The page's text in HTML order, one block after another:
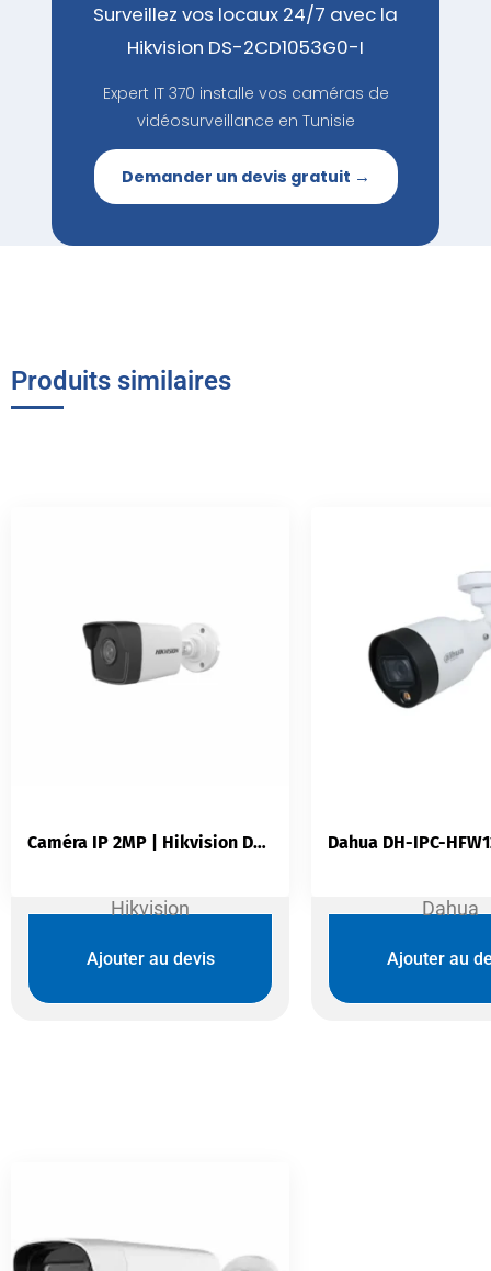
Surveillez vos locaux 24/7 avec la
Hikvision DS-2CD1053G0-I
Expert IT 370 installe vos caméras de
vidéosurveillance en Tunisie
Demander un devis gratuit →
Produits similaires
Hikvision
Caméra IP 2MP | Hikvision DS-2CD1023G0-I
Ajouter au devis
Dahua
Ajouter au